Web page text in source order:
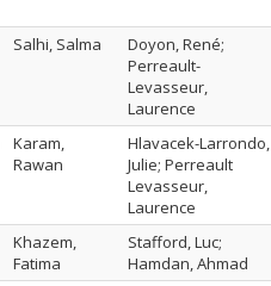
Salhi, Salma
Doyon, René;
Perreault-
Levasseur,
Laurence
Karam,
Rawan
Hlavacek-Larrondo,
Julie; Perreault
Levasseur,
Laurence
Khazem,
Fatima
Stafford, Luc;
Hamdan, Ahmad